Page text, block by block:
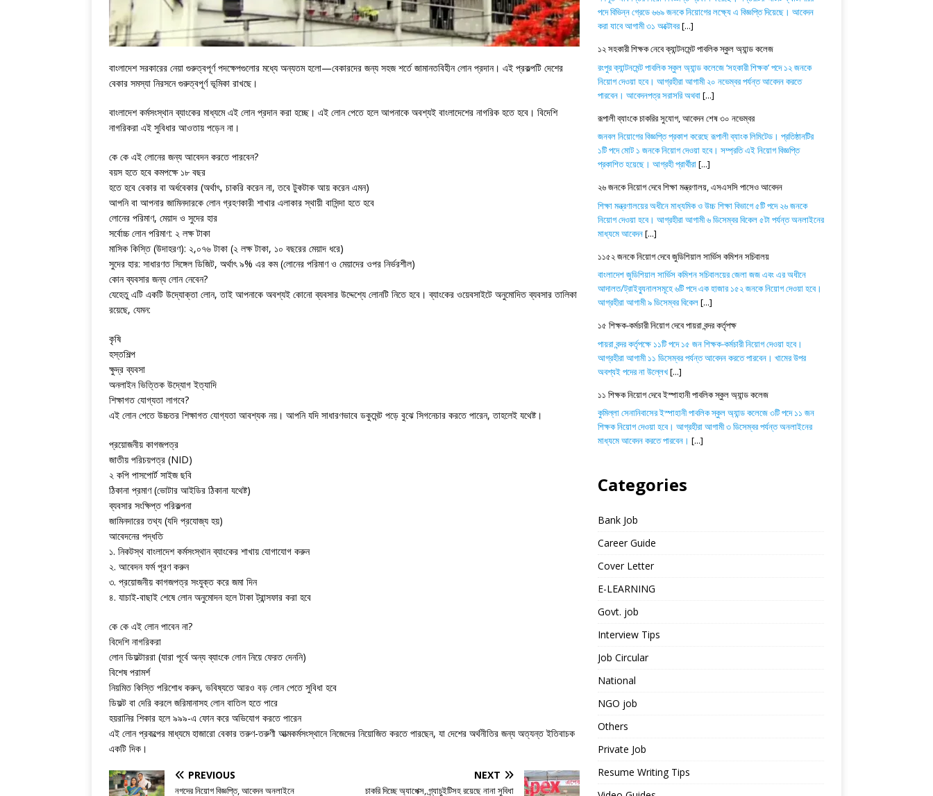
বাংলাদেশ সরকারের নেয়া গুরুত্বপূর্ণ পদক্ষেপগুলোর মধ্যে অন্যতম হলো—বেকারদের জন্য সহজ শর্তে জামানতবিহীন লোন প্রদান। এই প্রকল্পটি দেশের
বেকার সমস্যা নিরসনে গুরুত্বপূর্ণ ভূমিকা রাখছে।
বাংলাদেশ কর্মসংস্থান ব্যাংকের মাধ্যমে এই লোন প্রদান করা হচ্ছে। এই লোন পেতে হলে আপনাকে অবশ্যই বাংলাদেশের নাগরিক হতে হবে। বিদেশি
নাগরিকরা এই সুবিধার আওতায় পড়েন না।
কে কে এই লোনের জন্য আবেদন করতে পারবেন?
বয়স হতে হবে কমপক্ষে ১৮ বছর
হতে হবে বেকার বা অর্ধবেকার (অর্থাৎ, চাকরি করেন না, তবে টুকটাক আয় করেন এমন)
আপনি বা আপনার জামিনদারকে লোন গ্রহণকারী শাখার এলাকার স্থায়ী বাসিন্দা হতে হবে
লোনের পরিমাণ, মেয়াদ ও সুদের হার
সর্বোচ্চ লোন পরিমাণ: ২ লক্ষ টাকা
মাসিক কিস্তি (উদাহরণ): ২,০৭৬ টাকা (২ লক্ষ টাকা, ১০ বছরের মেয়াদ ধরে)
সুদের হার: সাধারণত সিঙ্গেল ডিজিট, অর্থাৎ ৯% এর কম (লোনের পরিমাণ ও মেয়াদের ওপর নির্ভরশীল)
কোন ব্যবসার জন্য লোন নেবেন?
যেহেতু এটি একটি উদ্যোক্তা লোন, তাই আপনাকে অবশ্যই কোনো ব্যবসার উদ্দেশ্যে লোনটি নিতে হবে। ব্যাংকের ওয়েবসাইটে অনুমোদিত ব্যবসার তালিকা
রয়েছে, যেমন:
কৃষি
হস্তশিল্প
ক্ষুদ্র ব্যবসা
অনলাইন ভিত্তিক উদ্যোগ ইত্যাদি
শিক্ষাগত যোগ্যতা লাগবে?
এই লোন পেতে উচ্চতর শিক্ষাগত যোগ্যতা আবশ্যক নয়। আপনি যদি সাধারণভাবে ডকুমেন্ট পড়ে বুঝে সিগনেচার করতে পারেন, তাহলেই যথেষ্ট।
প্রয়োজনীয় কাগজপত্র
জাতীয় পরিচয়পত্র (NID)
২ কপি পাসপোর্ট সাইজ ছবি
ঠিকানা প্রমাণ (ভোটার আইডির ঠিকানা যথেষ্ট)
ব্যবসার সংক্ষিপ্ত পরিকল্পনা
জামিনদারের তথ্য (যদি প্রযোজ্য হয়)
আবেদনের পদ্ধতি
১. নিকটস্থ বাংলাদেশ কর্মসংস্থান ব্যাংকের শাখায় যোগাযোগ করুন
২. আবেদন ফর্ম পূরণ করুন
৩. প্রয়োজনীয় কাগজপত্র সংযুক্ত করে জমা দিন
৪. যাচাই-বাছাই শেষে লোন অনুমোদন হলে টাকা ট্রান্সফার করা হবে
কে কে এই লোন পাবেন না?
বিদেশি নাগরিকরা
লোন ডিফল্টাররা (যারা পূর্বে অন্য ব্যাংকে লোন নিয়ে ফেরত দেননি)
বিশেষ পরামর্শ
নিয়মিত কিস্তি পরিশোধ করুন, ভবিষ্যতে আরও বড় লোন পেতে সুবিধা হবে
ডিফল্ট বা দেরি করলে জরিমানাসহ লোন বাতিল হতে পারে
হয়রানির শিকার হলে ৯৯৯-এ ফোন করে অভিযোগ করতে পারেন
এই লোন প্রকল্পের মাধ্যমে হাজারো বেকার তরুণ-তরুণী আত্মকর্মসংস্থানে নিজেদের নিয়োজিত করতে পারছেন, যা দেশের অর্থনীতির জন্য অত্যন্ত ইতিবাচক
একটি দিক।
PREVIOUS
নগদের নিয়োগ বিজ্ঞপ্তি, আবেদন অনলাইনে
NEXT
চাকরি দিচ্ছে অ্যাপেক্স, গ্র্যাচুইটিসহ রয়েছে নানা সুবিধা
পদে বিভিন্ন গ্রেডে ৬৬৯ জনকে নিয়োগের লক্ষ্যে এ বিজ্ঞপ্তি দিয়েছে। আবেদন
করা যাবে আগামী ৩১ অক্টোবর[...]
১২ সহকারী শিক্ষক নেবে ক্যান্টনমেন্ট পাবলিক স্কুল অ্যান্ড কলেজ
রংপুর ক্যান্টনমেন্ট পাবলিক স্কুল অ্যান্ড কলেজে ‘সহকারী শিক্ষক’ পদে ১২ জনকে
নিয়োগ দেওয়া হবে। আগ্রহীরা আগামী ২০ নভেম্বর পর্যন্ত আবেদন করতে
পারবেন। আবেদনপত্র সরাসরি অথবা[...]
রূপালী ব্যাংকে চাকরির সুযোগ, আবেদন শেষ ৩০ নভেম্বর
জনবল নিয়োগের বিজ্ঞপ্তি প্রকাশ করেছে রূপালী ব্যাংক লিমিটেড। প্রতিষ্ঠানটির
১টি পদে মোট ১ জনকে নিয়োগ দেওয়া হবে। সম্প্রতি এই নিয়োগ বিজ্ঞপ্তি
প্রকাশিত হয়েছে। আগ্রহী প্রার্থীরা[...]
২৬ জনকে নিয়োগ দেবে শিক্ষা মন্ত্রণালয়, এসএসসি পাসেও আবেদন
শিক্ষা মন্ত্রণালয়ের অধীনে মাধ্যমিক ও উচ্চ শিক্ষা বিভাগে ৫টি পদে ২৬ জনকে
নিয়োগ দেওয়া হবে। আগ্রহীরা আগামী ৬ ডিসেম্বর বিকেল ৫টা পর্যন্ত অনলাইনের
মাধ্যমে আবেদন[...]
১১৫২ জনকে নিয়োগ দেবে জুডিশিয়াল সার্ভিস কমিশন সচিবালয়
বাংলাদেশ জুডিশিয়াল সার্ভিস কমিশন সচিবালয়ের জেলা জজ এবং এর অধীনে
আদালত/ট্রাইব্যুনালসমূহে ৬টি পদে এক হাজার ১৫২ জনকে নিয়োগ দেওয়া হবে।
আগ্রহীরা আগামী ৯ ডিসেম্বর বিকেল[...]
১৫ শিক্ষক-কর্মচারী নিয়োগ দেবে পায়রা বন্দর কর্তৃপক্ষ
পায়রা বন্দর কর্তৃপক্ষে ১১টি পদে ১৫ জন শিক্ষক-কর্মচারী নিয়োগ দেওয়া হবে।
আগ্রহীরা আগামী ১১ ডিসেম্বর পর্যন্ত আবেদন করতে পারবেন। খামের উপর
অবশ্যই পদের না উল্লেখ[...]
১১ শিক্ষক নিয়োগ দেবে ইস্পাহানী পাবলিক স্কুল অ্যান্ড কলেজ
কুমিল্লা সেনানিবাসের ইস্পাহানী পাবলিক স্কুল অ্যান্ড কলেজে ৩টি পদে ১১ জন
শিক্ষক নিয়োগ দেওয়া হবে। আগ্রহীরা আগামী ৩ ডিসেম্বর পর্যন্ত অনলাইনের
মাধ্যমে আবেদন করতে পারবেন। [...]
Categories
Bank Job
Career Guide
Cover Letter
E-LEARNING
Govt. job
Interview Tips
Job Circular
National
NGO job
Others
Private Job
Resume Writing Tips